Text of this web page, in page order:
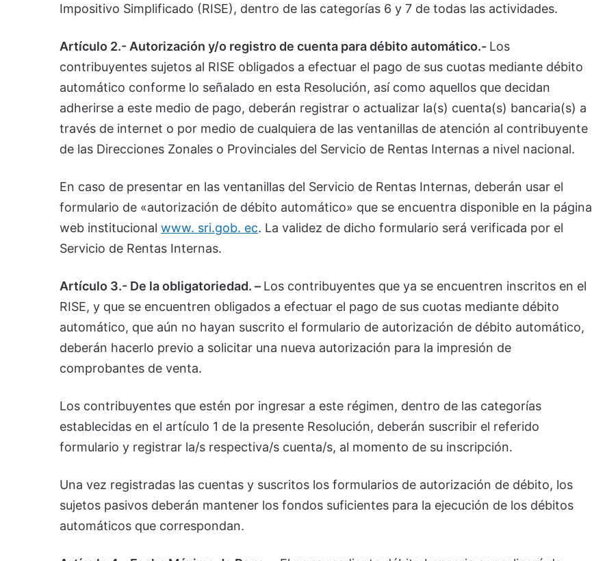
Impositivo Simplificado (RISE), dentro de las categorías 6 y 7 de todas las actividades.
Artículo 2.- Autorización y/o registro de cuenta para débito automático.- Los
contribuyentes sujetos al RISE obligados a efectuar el pago de sus cuotas mediante débito
automático conforme lo señalado en esta Resolución, así como aquellos que decidan
adherirse a este medio de pago, deberán registrar o actualizar la(s) cuenta(s) bancaria(s) a
través de internet o por medio de cualquiera de las ventanillas de atención al contribuyente
de las Direcciones Zonales o Provinciales del Servicio de Rentas Internas a nivel nacional.
En caso de presentar en las ventanillas del Servicio de Rentas Internas, deberán usar el
formulario de «autorización de débito automático» que se encuentra disponible en la página
web institucional www. sri.gob. ec. La validez de dicho formulario será verificada por el
Servicio de Rentas Internas.
Artículo 3.- De la obligatoriedad. – Los contribuyentes que ya se encuentren inscritos en el
RISE, y que se encuentren obligados a efectuar el pago de sus cuotas mediante débito
automático, que aún no hayan suscrito el formulario de autorización de débito automático,
deberán hacerlo previo a solicitar una nueva autorización para la impresión de
comprobantes de venta.
Los contribuyentes que estén por ingresar a este régimen, dentro de las categorías
establecidas en el artículo 1 de la presente Resolución, deberán suscribir el referido
formulario y registrar la/s respectiva/s cuenta/s, al momento de su inscripción.
Una vez registradas las cuentas y suscritos los formularios de autorización de débito, los
sujetos pasivos deberán mantener los fondos suficientes para la ejecución de los débitos
automáticos que correspondan.